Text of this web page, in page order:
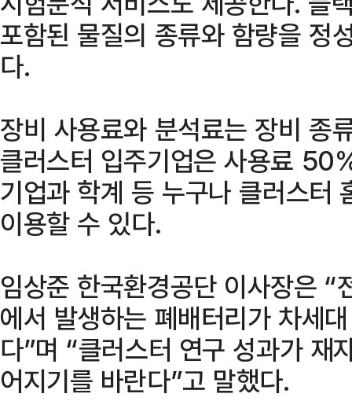
포함된 물질의 종류와 함량을 정
다.
장비 사용료와 분석료는 장비 종
클러스터 입주기업은 사용료
기업과 학계 등 누구나 클러스터
이용할 수 있다.
임상준 한국환경공단 이사장은 “
에서 발생하는 폐배터리가 차세
다”며 “클러스터 연구 성과가 재
어지기를 바란다”고 말했다.